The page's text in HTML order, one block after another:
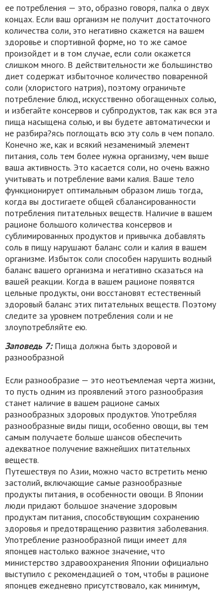
ее потребления — это, образно говоря, палка о двух
концах. Если ваш организм не получит достаточного
количества соли, это негативно скажется на вашем
здоровье и спортивной форме, но то же самое
произойдет и в том случае, если соли окажется
слишком много. В действительности же большинство
диет содержат избыточное количество поваренной
соли (хлористого натрия), поэтому ограничьте
потребление блюд, искусственно обогащенных солью,
и избегайте консервов и субпродуктов, так как вся эта
пища насыщена солью, и вы будете автоматически и
не разбира?ясь поглощать всю эту соль в чем попало.
Конечно же, как и всякий незаменимый элемент
питания, соль тем более нужна организму, чем выше
ваша активность. Это касается соли, но очень важно
учитывать и потребление вами калия. Ваше тело
функционирует оптимальным образом лишь тогда,
когда вы достигаете общей сбалансированности
потребления питательных веществ. Наличие в вашем
рационе большого количества консервов и
сублимированных продуктов и привычка добавлять
соль в пищу нарушают баланс соли и калия в вашем
организме. Избыток соли способен нарушить водный
баланс вашего организма и негативно сказаться на
вашей реакции. Когда в вашем рационе появятся
цельные продукты, они восстановят естественный
здоровый баланс этих питательных веществ. Поэтому
следите за уровнем потребления соли и не
злоупотребляйте ею.
Заповедь 7:Пища должна быть здоровой и
разнообразной
Если разнообразие — это неотъемлемая черта жизни,
то пусть одним из проявлений этого разнообразия
станет наличие в вашем рационе самых
разнообразных здоровых продуктов. Употребляя
разнообразные виды пищи, особенно овощи, вы тем
самым получаете больше шансов обеспечить
адекватное получение важнейших питательных
веществ.
Путешествуя по Азии, можно часто встретить меню
застолий, включающие самые разнообразные
продукты питания, в особенности овощи. В Японии
люди придают большое значение здоровым
продуктам питания, способствующим сохранению
здоровья и предотвращению развития заболевания.
Употребление разнообразной пищи имеет для
японцев настолько важное значение, что
министерство здравоохранения Японии официально
выступило с рекомендацией о том, чтобы в рационе
японцев ежедневно присутствовало, как минимум,